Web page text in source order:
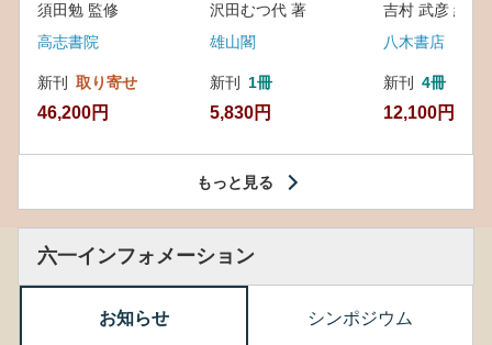
須田勉 監修
高志書院
新刊 取り寄せ
46,200円
沢田むつ代 著
雄山閣
新刊 1冊
5,830円
吉村 武彦 編集
八木書店
新刊 4冊
12,100円
もっと見る
六一インフォメーション
お知らせ シンポジウム